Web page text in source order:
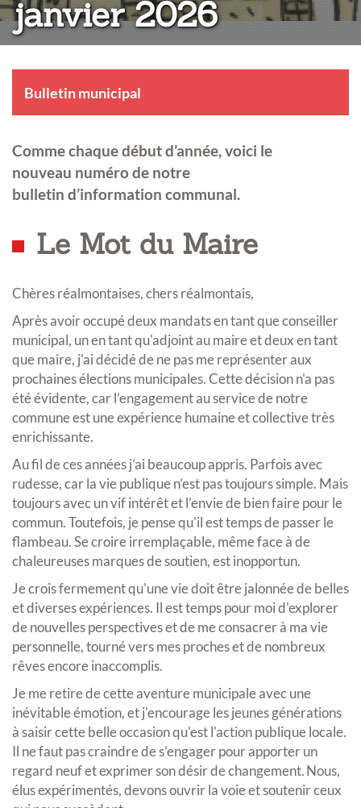
janvier 2026
Bulletin municipal
Comme chaque début d’année, voici le
nouveau numéro de notre
bulletin d’information communal.
Le Mot du Maire
Chères réalmontaises, chers réalmontais,
Après avoir occupé deux mandats en tant que conseiller
municipal, un en tant qu'adjoint au maire et deux en tant
que maire, j'ai décidé de ne pas me représenter aux
prochaines élections municipales. Cette décision n'a pas
été évidente, car l’engagement au service de notre
commune est une expérience humaine et collective très
enrichissante.
Au fil de ces années j’ai beaucoup appris. Parfois avec
rudesse, car la vie publique n’est pas toujours simple. Mais
toujours avec un vif intérêt et l’envie de bien faire pour le
commun. Toutefois, je pense qu'il est temps de passer le
flambeau. Se croire irremplaçable, même face à de
chaleureuses marques de soutien, est inopportun.
Je crois fermement qu'une vie doit être jalonnée de belles
et diverses expériences. Il est temps pour moi d'explorer
de nouvelles perspectives et de me consacrer à ma vie
personnelle, tourné vers mes proches et de nombreux
rêves encore inaccomplis.
Je me retire de cette aventure municipale avec une
inévitable émotion, et j'encourage les jeunes générations
à saisir cette belle occasion qu'est l'action publique locale.
Il ne faut pas craindre de s’engager pour apporter un
regard neuf et exprimer son désir de changement. Nous,
élus expérimentés, devons ouvrir la voie et soutenir ceux